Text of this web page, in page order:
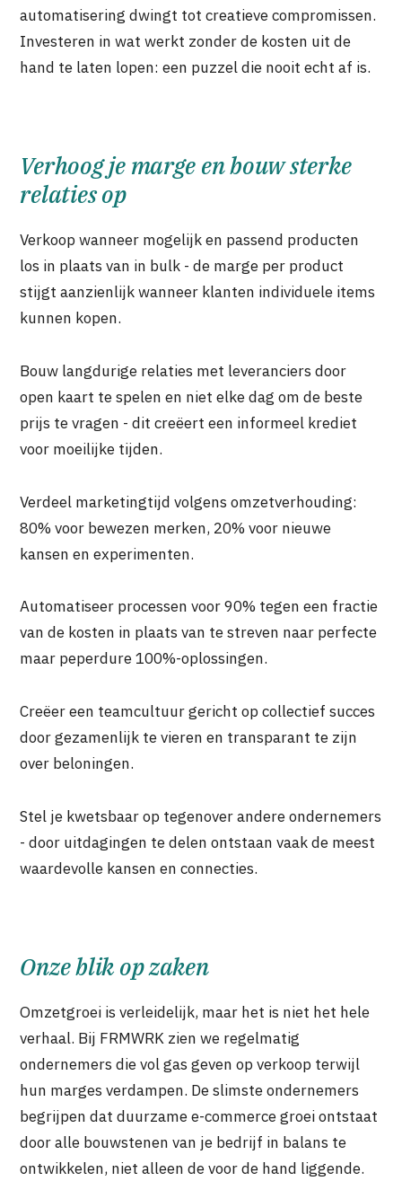
automatisering dwingt tot creatieve compromissen.
Investeren in wat werkt zonder de kosten uit de
hand te laten lopen: een puzzel die nooit echt af is.
Verhoog je marge en bouw sterke
relaties op
Verkoop wanneer mogelijk en passend producten
los in plaats van in bulk - de marge per product
stijgt aanzienlijk wanneer klanten individuele items
kunnen kopen.
Bouw langdurige relaties met leveranciers door
open kaart te spelen en niet elke dag om de beste
prijs te vragen - dit creëert een informeel krediet
voor moeilijke tijden.
Verdeel marketingtijd volgens omzetverhouding:
80% voor bewezen merken, 20% voor nieuwe
kansen en experimenten.
Automatiseer processen voor 90% tegen een fractie
van de kosten in plaats van te streven naar perfecte
maar peperdure 100%-oplossingen.
Creëer een teamcultuur gericht op collectief succes
door gezamenlijk te vieren en transparant te zijn
over beloningen.
Stel je kwetsbaar op tegenover andere ondernemers
- door uitdagingen te delen ontstaan vaak de meest
waardevolle kansen en connecties.
Onze blik op zaken
Omzetgroei is verleidelijk, maar het is niet het hele
verhaal. Bij FRMWRK zien we regelmatig
ondernemers die vol gas geven op verkoop terwijl
hun marges verdampen. De slimste ondernemers
begrijpen dat duurzame e-commerce groei ontstaat
door alle bouwstenen van je bedrijf in balans te
ontwikkelen, niet alleen de voor de hand liggende.